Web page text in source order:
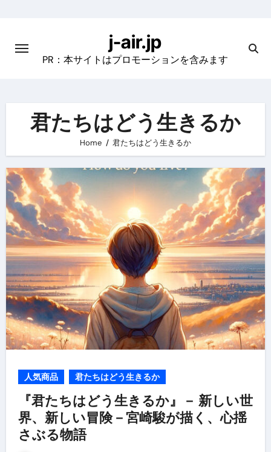
content
j-air.jp
PR：本サイトはプロモーションを含みます
君たちはどう生きるか
Home 君たちはどう生きるか
人気商品 君たちはどう生きるか
『君たちはどう生きるか』－ 新しい世
界、新しい冒険－宮崎駿が描く、心揺
さぶる物語